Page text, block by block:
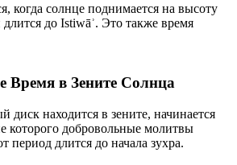
когда солнце поднимается на высоту
до Istiwāʾ. Это также время
Время в Зените Солнца
диск находится в зените, начинается
которого добровольные молитвы
период длится до начала зухра.